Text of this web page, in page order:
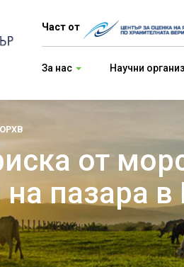
Част от
За нас Научни
от
пазара